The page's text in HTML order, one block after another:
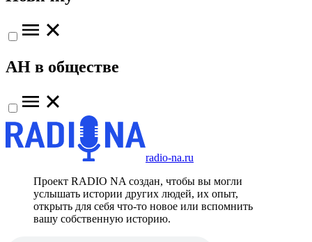
АН в обществе
radio-na.ru
Проект RADIO NA создан, чтобы вы могли
услышать истории других людей, их опыт,
открыть для себя что-то новое или вспомнить
вашу собственную историю.